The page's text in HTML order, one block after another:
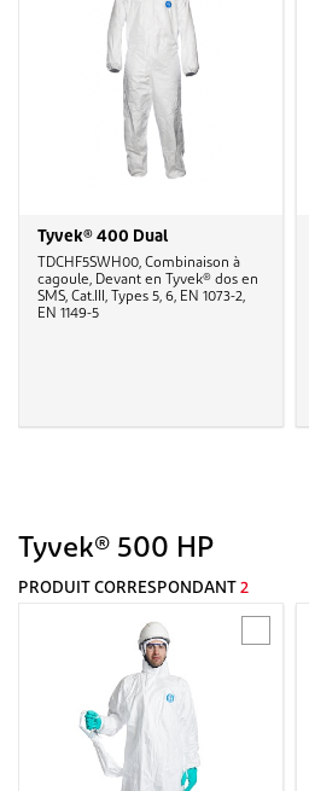
Tyvek® 400 Dual
TDCHF5SWH00, Combinaison à
cagoule, Devant en Tyvek® dos en
SMS, Cat.III, Types 5, 6, EN 1073-2,
EN 1149-5
Tyvek® 500 HP
PRODUIT CORRESPONDANT 2